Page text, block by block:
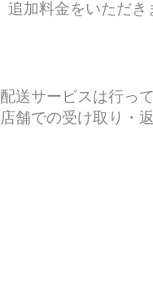
追加料金をいただき
配送サービスは行っ
店舗での受け取り・